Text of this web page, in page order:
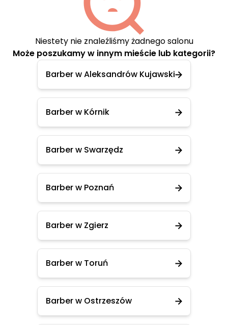
Niestety nie znaleźliśmy żadnego salonu
Może poszukamy w innym mieście lub kategorii?
Barber w Aleksandrów Kujawski
Barber w Kórnik
Barber w Swarzędz
Barber w Poznań
Barber w Zgierz
Barber w Toruń
Barber w Ostrzeszów